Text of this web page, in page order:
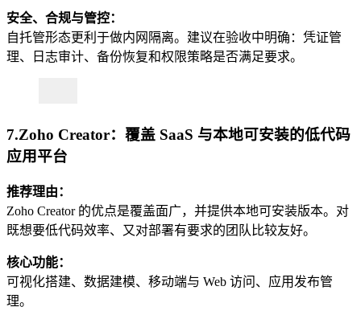
安全、合规与管控：
自托管形态更利于做内网隔离。建议在验收中明确：凭证管
理、日志审计、备份恢复和权限策略是否满足要求。
7.Zoho Creator：覆盖 SaaS 与本地可安装的低代码
应用平台
推荐理由：
Zoho Creator 的优点是覆盖面广，并提供本地可安装版本。对
既想要低代码效率、又对部署有要求的团队比较友好。
核心功能：
可视化搭建、数据建模、移动端与 Web 访问、应用发布管
理。